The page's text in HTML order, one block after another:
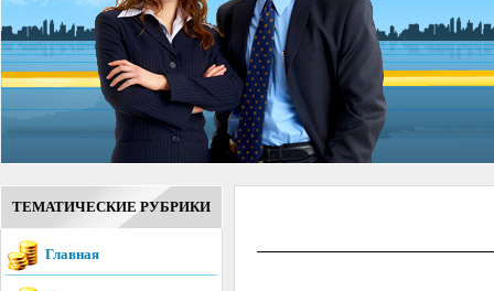
ТЕМАТИЧЕСКИЕ РУБРИКИ
Главная